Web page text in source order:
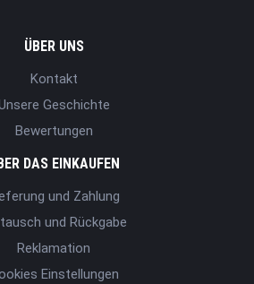
ÜBER UNS
Kontakt
Geschichte
Bewertungen
DAS EINKAUFEN
und Zahlung
und Rückgabe
Reklamation
Einstellungen